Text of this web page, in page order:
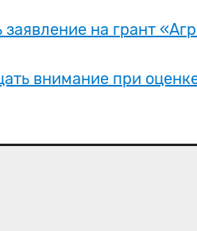
заявление на грант
внимание при